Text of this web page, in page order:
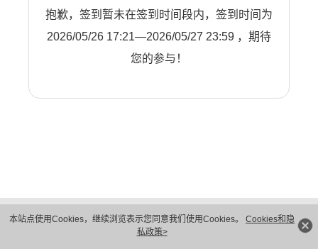
本站点使用Cookies，继续浏览表示您同意我们使用Cookies。 Cookies和隐
私政策>
抱歉，签到暂未在签到时间段内，签到时间为
2026/05/26 17:21—2026/05/27 23:59 ，期待
您的参与！
隐私保护
法律声明